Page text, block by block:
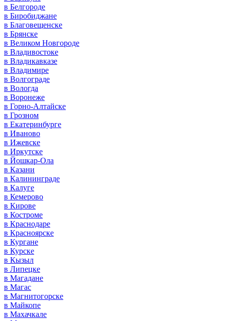
в Белгороде
в Биробиджане
в Благовещенске
в Брянске
в Великом Новгороде
в Владивостоке
в Владикавказе
в Владимире
в Волгограде
в Вологда
в Воронеже
в Горно-Алтайске
в Грозном
в Екатеринбурге
в Иваново
в Ижевске
в Иркутске
в Йошкар-Ола
в Казани
в Калининграде
в Калуге
в Кемерово
в Кирове
в Костроме
в Краснодаре
в Красноярске
в Кургане
в Курске
в Кызыл
в Липецке
в Магадане
в Магас
в Магнитогорске
в Майкопе
в Махачкале